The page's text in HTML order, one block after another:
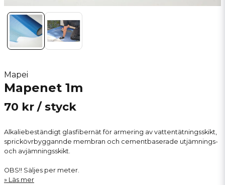
Mapei
Mapenet 1m
70 kr / styck
Alkaliebeständigt glasfibernät för armering av vattentätningsskikt,
sprickövrbyggannde membran och cementbaserade utjämnings-
och avjämningsskikt.
OBS!! Säljes per meter.
Läs mer